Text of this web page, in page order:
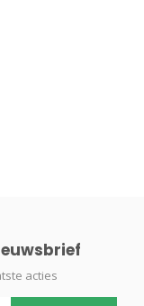
acties